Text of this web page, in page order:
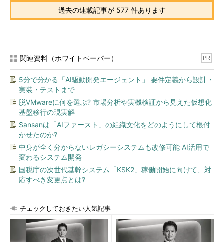
前者の場合、大まかには次のような手順となる。
ているVHDのURLを取得する
VHDを日本リージョンへコピーする
【日本リージョン】VHDからディスクを作成する
【日本リージョン】ディスクから仮想マシンを作成する
■【海外リージョン】既存の仮想マシンをシャットダウンする
日本リージョンで正常に仮想マシンを再現するために、既存の
仮想マシンをシャットダウンしてディスクや仮想マシンへの書き
込みを止める。シャットダウン後、管理コンソールの左メニュー
て表示される仮想マシン一覧で、対象の仮想マシンの［状態］が
■【海外リージョン】仮想マシンのディスクにひも付けられてい
過去の連載記事が 577 件あります
関連資料（ホワイトペーパー） PR
5分で分かる「AI駆動開発エージェント」 要件定義から設計・
実装・テストまで
脱VMwareに何を選ぶ? 市場分析や実機検証から見えた仮想化
基盤移行の現実解
Sansanは「AIファースト」の組織文化をどのようにして根付
かせたのか?
中身が全く分からないレガシーシステムも改修可能 AI活用で
変わるシステム開発
国税庁の次世代基幹システム「KSK2」稼働開始に向けて、対
応すべき変更点とは?
チェックしておきたい人気記事